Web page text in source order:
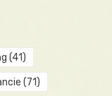
(41)
(71)